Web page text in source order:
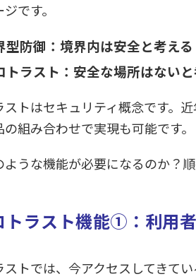
です。
型防御：境界内は安全と考える
トラスト：安全な場所はない
ストはセキュリティ概念です。
組み合わせで実現も可能です。
ような機能が必要になるのか？
ラスト機能①：利用
ストでは、今アクセスしてきて